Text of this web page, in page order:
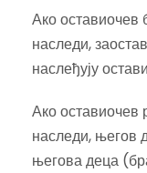
Ако оставиочев
наследи,
наслеђују
Ако
наследи, његов
његова деца